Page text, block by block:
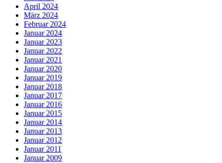
April 2024
März 2024
Februar 2024
Januar 2024
Januar 2023
Januar 2022
Januar 2021
Januar 2020
Januar 2019
Januar 2018
Januar 2017
Januar 2016
Januar 2015
Januar 2014
Januar 2013
Januar 2012
Januar 2011
Januar 2009